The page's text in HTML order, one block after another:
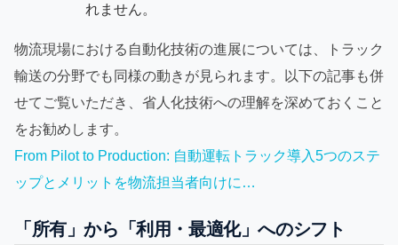
れません。
物流現場における自動化技術の進展については、トラック
輸送の分野でも同様の動きが見られます。以下の記事も併
せてご覧いただき、省人化技術への理解を深めておくこと
をお勧めします。
From Pilot to Production: 自動運転トラック導入5つのステ
ップとメリットを物流担当者向けに…
「所有」から「利用・最適化」へのシフト